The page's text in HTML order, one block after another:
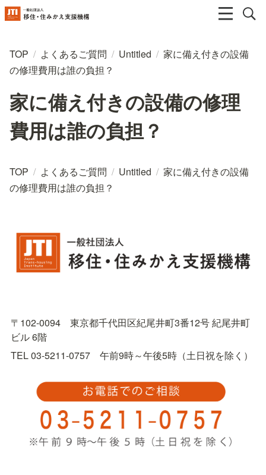
TOP / よくあるご質問 / Untitled / 家に備え付きの設備
の修理費用は誰の負担？
家に備え付きの設備の修理
費用は誰の負担？
TOP / よくあるご質問 / Untitled / 家に備え付きの設備
の修理費用は誰の負担？
〒102-0094　東京都千代田区紀尾井町3番12号 紀尾井町
ビル 6階
TEL 03-5211-0757　午前9時～午後5時（土日祝を除く）